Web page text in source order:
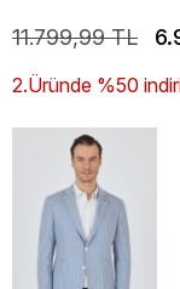
11.799,99 TL
2.Üründe %50